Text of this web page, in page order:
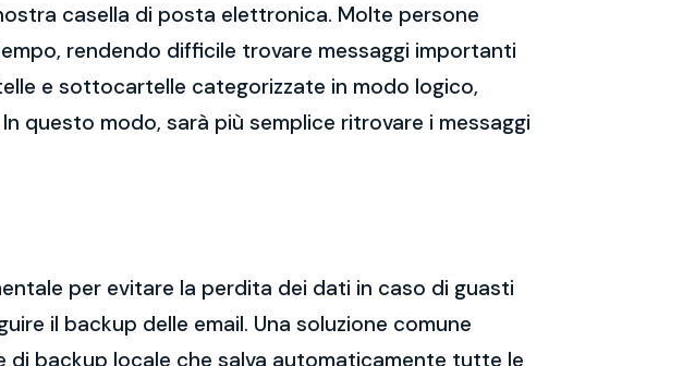
casella di posta elettronica. Molte persone
rendendo difficile trovare messaggi importanti
e sottocartelle categorizzate in modo logico,
questo modo, sarà più semplice ritrovare i messaggi
per evitare la perdita dei dati in caso di guasti
il backup delle email. Una soluzione comune
di backup locale che salva automaticamente tutte le